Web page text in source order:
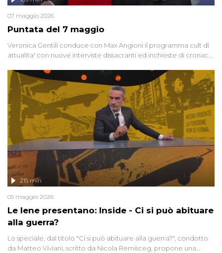
Puntata del 7 maggio
07 maggio 2026
Veronica Gentili conduce con Max Angioni il programma cult di
attualita' con nuove interviste dissacranti ed inchieste di cronaca
Le Iene presentano: Inside - Ci si può abituare
alla guerra?
215 min
05 maggio 2026
Lo speciale, dal titolo "Ci si può abituare alla guerra?", condotto
da Matteo Viviani, scritto da Nicola Remisceg, propone una